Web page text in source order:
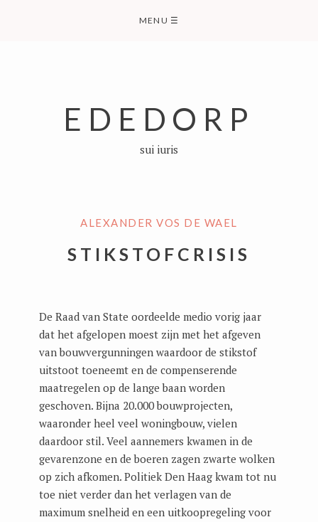
MENU ☰
EDEDORP
sui iuris
ALEXANDER VOS DE WAEL
STIKSTOFCRISIS
De Raad van State oordeelde medio vorig jaar
dat het afgelopen moest zijn met het afgeven
van bouwvergunningen waardoor de stikstof
uitstoot toeneemt en de compenserende
maatregelen op de lange baan worden
geschoven. Bijna 20.000 bouwprojecten,
waaronder heel veel woningbouw, vielen
daardoor stil. Veel aannemers kwamen in de
gevarenzone en de boeren zagen zwarte wolken
op zich afkomen. Politiek Den Haag kwam tot nu
toe niet verder dan het verlagen van de
maximum snelheid en een uitkoopregeling voor